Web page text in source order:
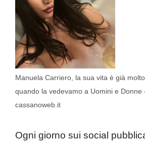
Manuela Carriero, la sua vita è già
quando la vedevamo a Uomini e Donne
cassanoweb.it
Ogni giorno sui social